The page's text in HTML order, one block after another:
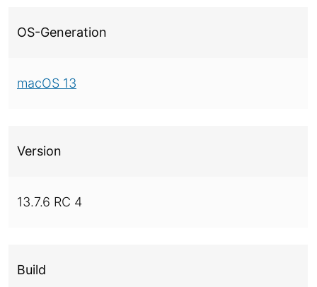
OS-Generation
macOS 13
Version
13.7.6 RC 4
Build